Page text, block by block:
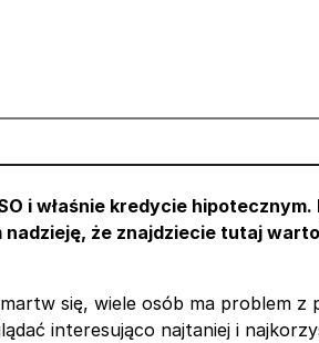
i właśnie kredycie hipotecznym.
że znajdziecie tutaj
się, wiele osób ma problem z
interesująco najtaniej i